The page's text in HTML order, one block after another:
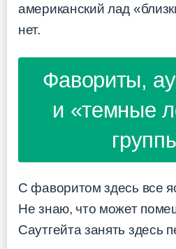
американский лад
нет.
Фавориты,
и «темные
С фаворитом здесь все
Не знаю, что может
Саутгейта занять здесь